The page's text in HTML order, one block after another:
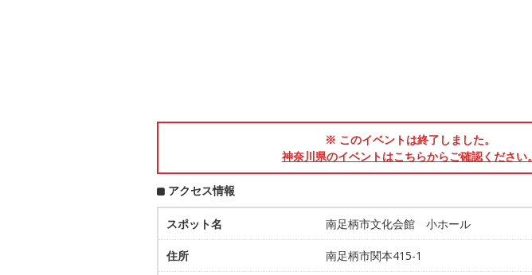
※ このイベントは終了しました。
神奈川県のイベントはこちらからご確認ください。
アクセス情報
スポット名 南足柄市文化会館 小ホール
住所 南足柄市関本415-1